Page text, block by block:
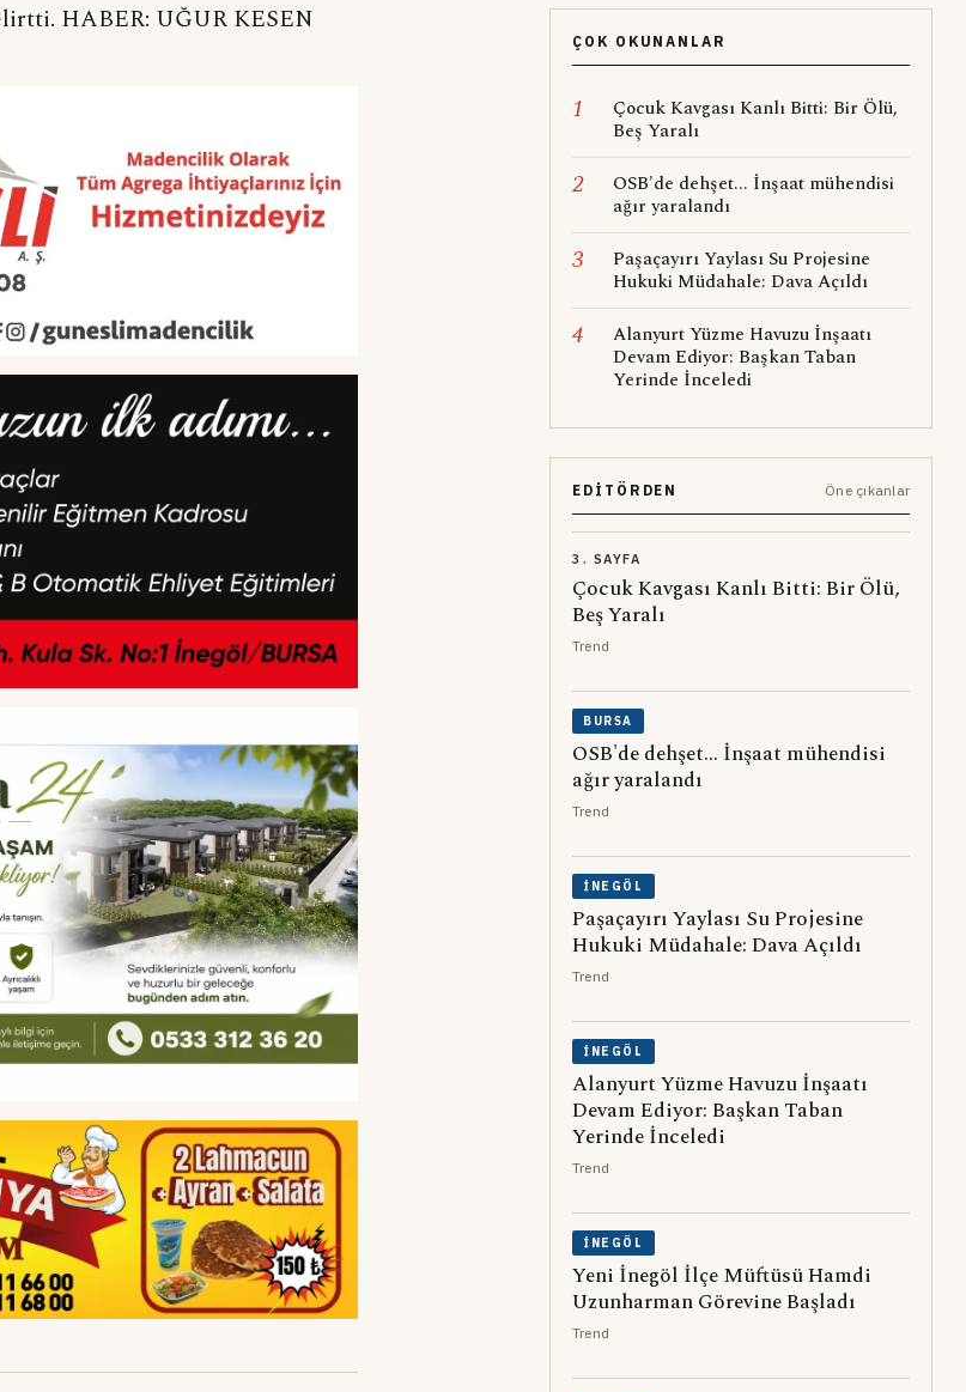
HABER: UĞUR KESEN
ÇOK OKUNANLAR
1
Çocuk Kavgası Kanlı Bitti: Bir Ölü,
Beş Yaralı
2
OSB'de dehşet... İnşaat mühendisi
ağır yaralandı
3
Paşaçayırı Yaylası Su Projesine
Hukuki Müdahale: Dava Açıldı
4
Alanyurt Yüzme Havuzu İnşaatı
Devam Ediyor: Başkan Taban
Yerinde İnceledi
EDITÖRDEN Öne çıkanlar
3. SAYFA
Çocuk Kavgası Kanlı Bitti: Bir Ölü,
Beş Yaralı
Trend
BURSA
OSB'de dehşet... İnşaat mühendisi
ağır yaralandı
Trend
İNEGÖL
Paşaçayırı Yaylası Su Projesine
Hukuki Müdahale: Dava Açıldı
Trend
İNEGÖL
Alanyurt Yüzme Havuzu İnşaatı
Devam Ediyor: Başkan Taban
Yerinde İnceledi
Trend
İNEGÖL
Yeni İnegöl İlçe Müftüsü Hamdi
Uzunharman Görevine Başladı
Trend